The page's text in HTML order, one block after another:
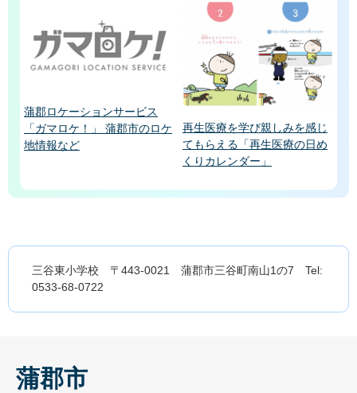
蒲郡ロケーションサービス
「ガマロケ！」 蒲郡市のロケ
地情報など
再生医療を学び親しみを感じ
てもらえる「再生医療の日め
くりカレンダー」
三谷東小学校 〒443-0021 蒲郡市三谷町南山1の7 Tel:
0533-68-0722
蒲郡市